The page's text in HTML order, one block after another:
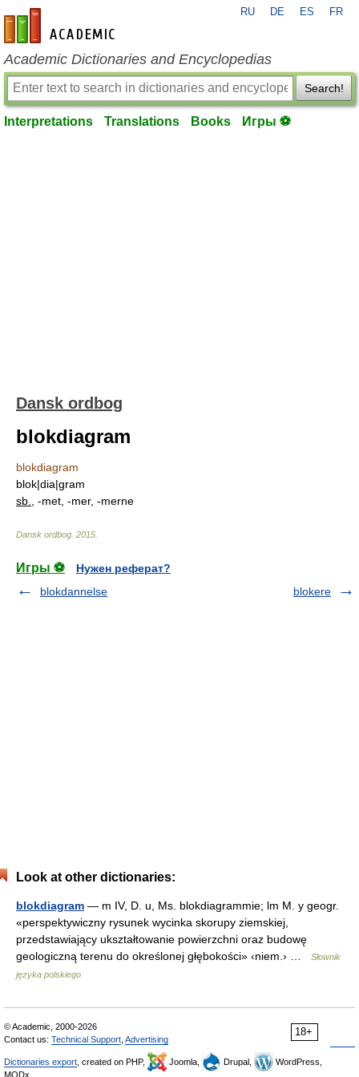
en-academic.com
RU DE ES FR
Academic Dictionaries and Encyclopedias
Search!
Interpretations Translations Books Игры ⚽
Dansk ordbog
blokdiagram
blokdiagram
blok|dia|gram
sb.
, -met, -mer, -merne
Dansk ordbog 2015
Игры ⚽
Нужен реферат?
blokdannelse
blokere
Look at other dictionaries:
blokdiagram — m IV, D. u, Ms. blokdiagrammie; lm M. y geogr.
«perspektywiczny rysunek wycinka skorupy ziemskiej,
przedstawiający ukształtowanie powierzchni oraz budowę
geologiczną terenu do określonej głębokości» ‹niem.› …
Słownik
języka polskiego
18+
© Academic, 2000-2026
Contact us: Technical Support Advertising
Dictionaries export , created on PHP, Joomla, Drupal,
WordPress,
MODx.